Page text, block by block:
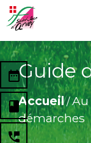
Guide
Accueil/
démarches
date_range
book
perm_phone_msg